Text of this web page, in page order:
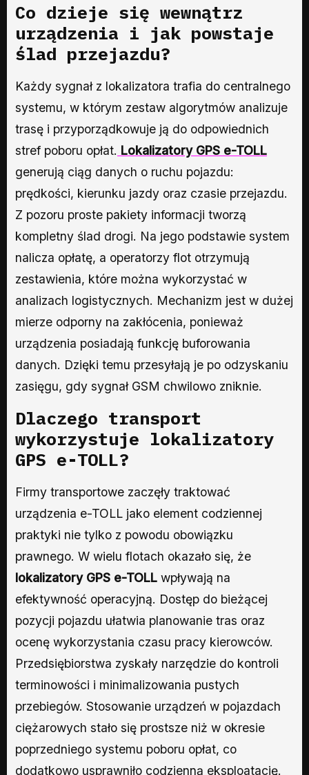
Co dzieje się wewnątrz
urządzenia i jak powstaje
ślad przejazdu?
Każdy sygnał z lokalizatora trafia do centralnego
systemu, w którym zestaw algorytmów analizuje
trasę i przyporządkowuje ją do odpowiednich
stref poboru opłat. Lokalizatory GPS e-TOLL
generują ciąg danych o ruchu pojazdu:
prędkości, kierunku jazdy oraz czasie przejazdu.
Z pozoru proste pakiety informacji tworzą
kompletny ślad drogi. Na jego podstawie system
nalicza opłatę, a operatorzy flot otrzymują
zestawienia, które można wykorzystać w
analizach logistycznych. Mechanizm jest w dużej
mierze odporny na zakłócenia, ponieważ
urządzenia posiadają funkcję buforowania
danych. Dzięki temu przesyłają je po odzyskaniu
zasięgu, gdy sygnał GSM chwilowo zniknie.
Dlaczego transport
wykorzystuje lokalizatory
GPS e-TOLL?
Firmy transportowe zaczęły traktować
urządzenia e-TOLL jako element codziennej
praktyki nie tylko z powodu obowiązku
prawnego. W wielu flotach okazało się, że
lokalizatory GPS e-TOLL wpływają na
efektywność operacyjną. Dostęp do bieżącej
pozycji pojazdu ułatwia planowanie tras oraz
ocenę wykorzystania czasu pracy kierowców.
Przedsiębiorstwa zyskały narzędzie do kontroli
terminowości i minimalizowania pustych
przebiegów. Stosowanie urządzeń w pojazdach
ciężarowych stało się prostsze niż w okresie
poprzedniego systemu poboru opłat, co
dodatkowo usprawniło codzienną eksploatację.